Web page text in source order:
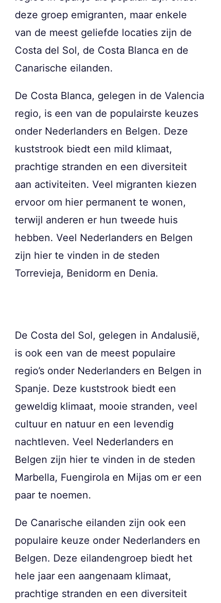
deze groep emigranten, maar enkele
van de meest geliefde locaties zijn de
Costa del Sol, de Costa Blanca en de
Canarische eilanden.
De Costa Blanca, gelegen in de Valencia
regio, is een van de populairste keuzes
onder Nederlanders en Belgen. Deze
kuststrook biedt een mild klimaat,
prachtige stranden en een diversiteit
aan activiteiten. Veel migranten kiezen
ervoor om hier permanent te wonen,
terwijl anderen er hun tweede huis
hebben. Veel Nederlanders en Belgen
zijn hier te vinden in de steden
Torrevieja, Benidorm en Denia.
De Costa del Sol, gelegen in Andalusië,
is ook een van de meest populaire
regio’s onder Nederlanders en Belgen in
Spanje. Deze kuststrook biedt een
geweldig klimaat, mooie stranden, veel
cultuur en natuur en een levendig
nachtleven. Veel Nederlanders en
Belgen zijn hier te vinden in de steden
Marbella, Fuengirola en Mijas om er een
paar te noemen.
De Canarische eilanden zijn ook een
populaire keuze onder Nederlanders en
Belgen. Deze eilandengroep biedt het
hele jaar een aangenaam klimaat,
prachtige stranden en een diversiteit